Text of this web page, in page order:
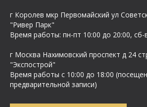
г Королев мкр Первомайский ул
"Ривер Парк"
Время работы: пн-пт 10:00 до 20:00, сб-
г Москва Нахимовский проспект д 24
"Экспострой"
Время работы с 10:00 до 18:00
предварительной записи)